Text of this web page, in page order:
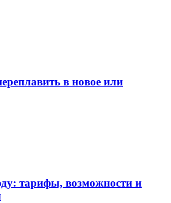
в новое или
тарифы, возможности и